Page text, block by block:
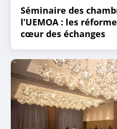
Séminaire des
l’UEMOA : les
cœur des échanges